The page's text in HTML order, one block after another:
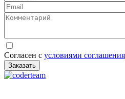
Email
Комментарий
Согласен с условиями соглашения
Заказать